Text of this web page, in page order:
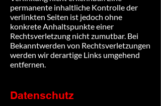
permanente inhaltliche Kontrolle der
verlinkten Seiten ist jedoch ohne
konkrete Anhaltspunkte einer
Rechtsverletzung nicht zumutbar. Bei
Bekanntwerden von Rechtsverletzungen
werden wir derartige Links umgehend
entfernen.
Datenschutz